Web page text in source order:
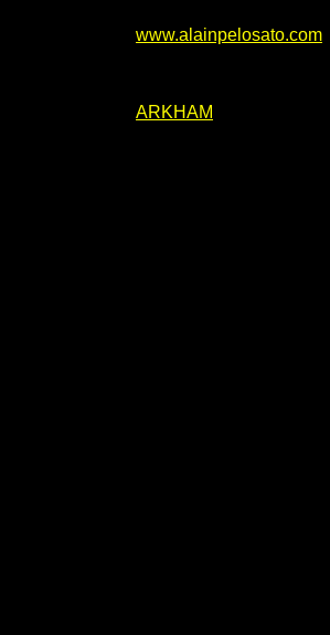
www.alainpelosato.com
ARKHAM